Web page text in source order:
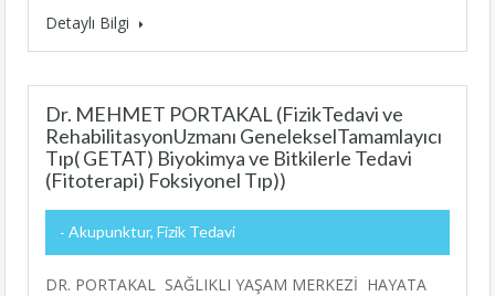
Detaylı Bilgi
Dr. MEHMET PORTAKAL (FizikTedavi ve
RehabilitasyonUzmanı GenelekselTamamlayıcı
Tıp( GETAT) Biyokimya ve Bitkilerle Tedavi
(Fitoterapi) Foksiyonel Tıp))
Akupunktur, Fizik Tedavi
DR. PORTAKAL SAĞLIKLI YAŞAM MERKEZİ HAYATA